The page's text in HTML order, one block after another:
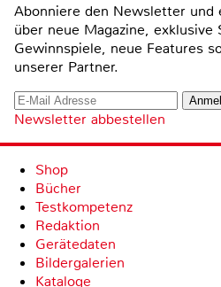
Abonniere den Newsletter und
über neue Magazine, exklusive
Gewinnspiele, neue Features
unserer Partner.
Newsletter abbestellen
Shop
Bücher
Testkompetenz
Redaktion
Gerätedaten
Bildergalerien
Kataloge